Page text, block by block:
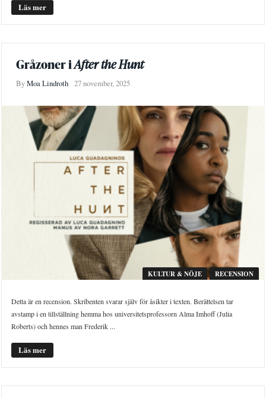
Läs mer
Gråzoner iAfter the Hunt
ByMoa Lindroth 27 november, 2025
KULTUR & NÖJE RECENSION
Detta är en recension. Skribenten svarar själv för åsikter i texten. Berättelsen tar
avstamp i en tillställning hemma hos universitetsprofessorn Alma Imhoff (Julia
Roberts) och hennes man Frederik ...
Läs mer